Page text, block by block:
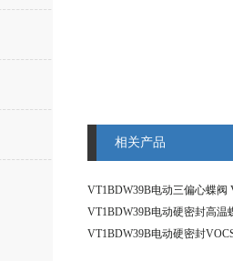
相关产品